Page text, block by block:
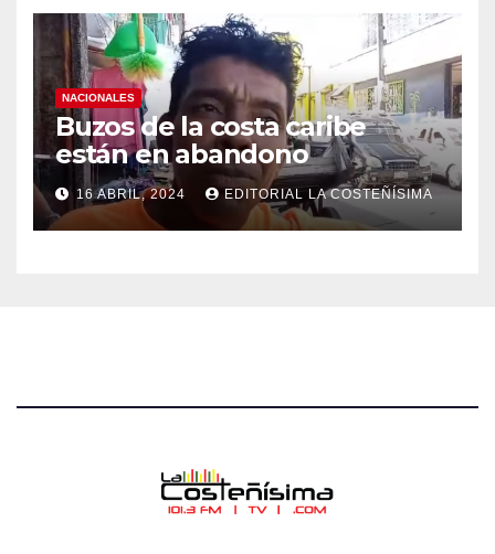
NACIONALES
Buzos de la costa caribe
están en abandono
16 ABRIL, 2024 EDITORIAL LA COSTEÑÍSIMA